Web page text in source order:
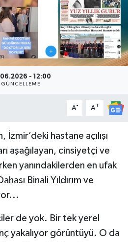
- 12:00
GÜNCELLEME
A- A+
İzmir’deki hastane açılışı
aşağılayan, cinsiyetçi ve
yanındakilerden en ufak
Binali Yıldırım ve
de yok. Bir tek yerel
yakalıyor görüntüyü. O da